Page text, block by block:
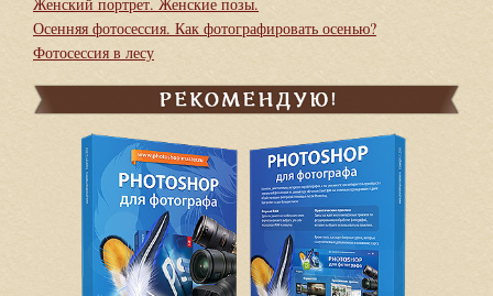
Осенняя фотосессия. Как фотографировать осенью?
Фотосессия в лесу